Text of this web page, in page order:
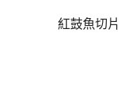
紅鼓魚切片